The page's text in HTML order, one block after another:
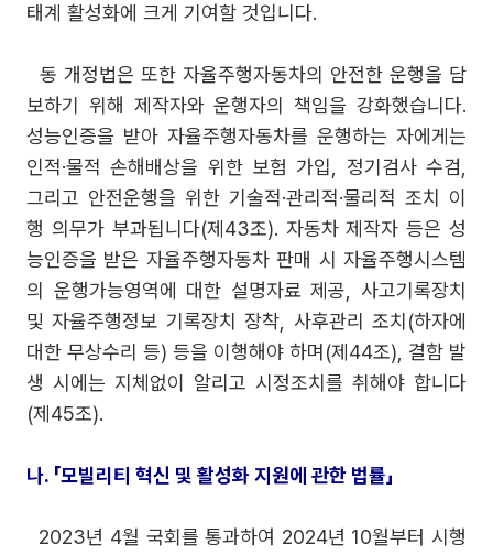
태계 활성화에 크게 기여할 것입니다.
동 개정법은 또한 자율주행자동차의 안전한 운행을 담
보하기 위해 제작자와 운행자의 책임을 강화했습니다.
성능인증을 받아 자율주행자동차를 운행하는 자에게는
인적·물적 손해배상을 위한 보험 가입, 정기검사 수검,
그리고 안전운행을 위한 기술적·관리적·물리적 조치 이
행 의무가 부과됩니다(제43조). 자동차 제작자 등은 성
능인증을 받은 자율주행자동차 판매 시 자율주행시스템
의 운행가능영역에 대한 설명자료 제공, 사고기록장치
및 자율주행정보 기록장치 장착, 사후관리 조치(하자에
대한 무상수리 등) 등을 이행해야 하며(제44조), 결함 발
생 시에는 지체없이 알리고 시정조치를 취해야 합니다
(제45조).
나. 「모빌리티 혁신 및 활성화 지원에 관한 법률」
2023년 4월 국회를 통과하여 2024년 10월부터 시행